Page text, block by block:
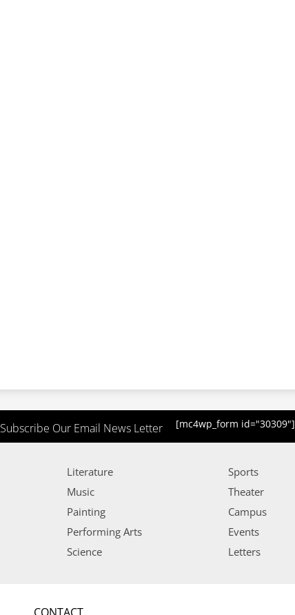
Subscribe Our Email News Letter [mc4wp_form id="30309"]
Literature
Music
Painting
Performing Arts
Science
Sports
Theater
Campus
Events
Letters